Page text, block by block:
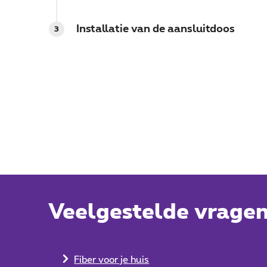
3 Installatie van de aansluitdoos
Veelgestelde
Fiber voor je huis